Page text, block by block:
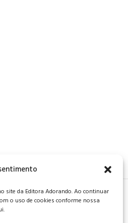
site da Editora Adorando. Ao continuar
o uso de cookies conforme nossa